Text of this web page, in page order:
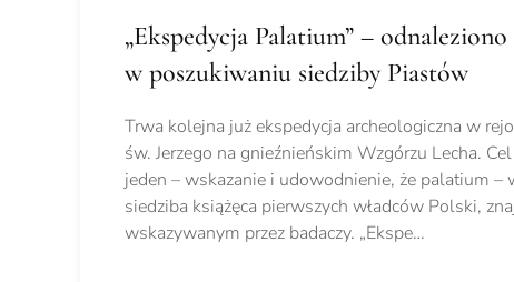
„Ekspedycja Palatium” –
w poszukiwaniu siedziby Piastów
Trwa kolejna już ekspedycja archeologiczna w
św. Jerzego na gnieźnieńskim Wzgórzu Lecha.
jeden – wskazanie i udowodnienie, że palatium –
siedziba książęca pierwszych władców Polski,
wskazywanym przez badaczy. „Ekspe…